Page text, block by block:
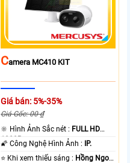
CAmera MC410 KIT
Giá bán: 5%-35%
Giá Gốc: 00 ₫
🔆 Hình Ảnh Sắc nét : FULL HD
1080P .
🌠 Công Nghệ Hình Ảnh :
IP.
⭐ Khi xem thiếu sáng : Hồng Ngoại